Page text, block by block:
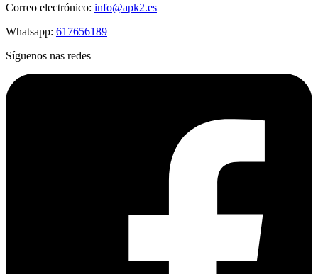
Correo electrónico: info@apk2.es
Whatsapp: 617656189
Síguenos nas redes